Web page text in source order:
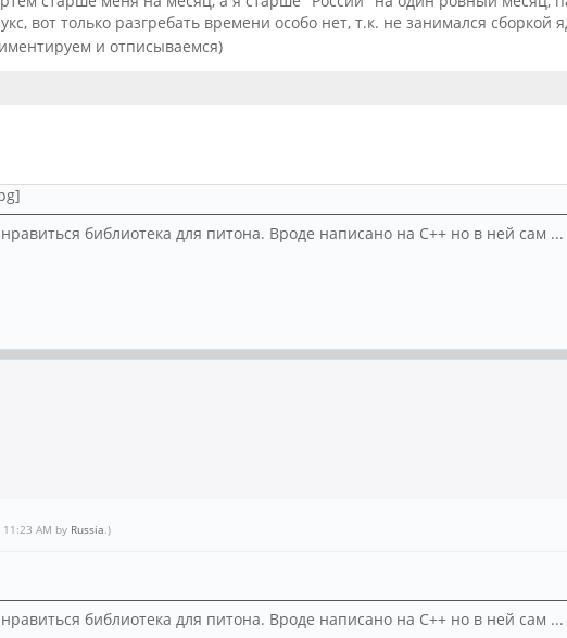
вот только разгребать времени особо нет, т.к. не занимался сборкой
и отписываемся)
библиотека для питона. Вроде написано на С++ но в ней
AM by Russia.)
библиотека для питона. Вроде написано на С++ но в ней